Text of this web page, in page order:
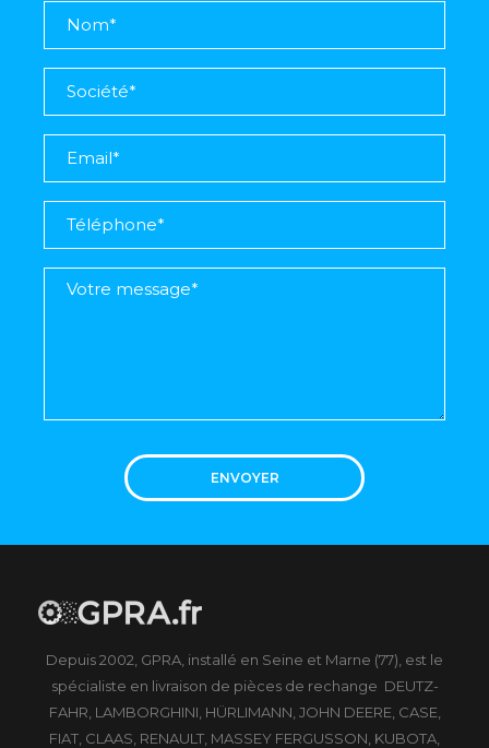
ENVOYER
Depuis 2002, GPRA, installé en Seine et Marne (77), est le
spécialiste en livraison de pièces de rechange DEUTZ-
FAHR, LAMBORGHINI, HÜRLIMANN, JOHN DEERE, CASE,
FIAT, CLAAS, RENAULT, MASSEY FERGUSSON, KUBOTA,